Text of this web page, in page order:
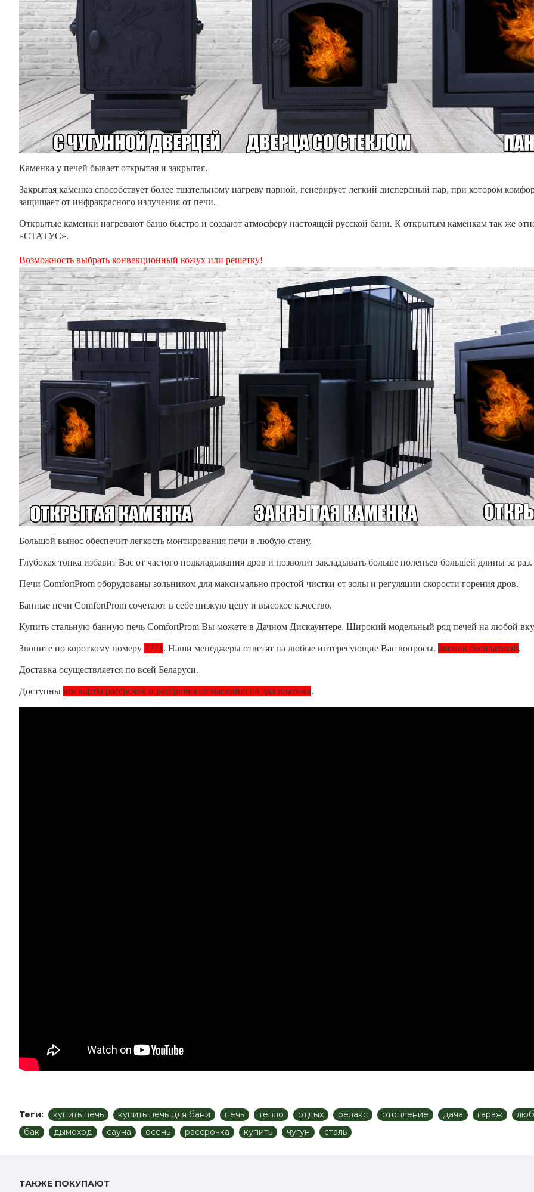
Каменка у печей бывает открытая и закрытая.
Закрытая каменка способствует более тщательному нагреву парной, генерирует легкий дисперсный пар, при котором
защищает от инфракрасного излучения от печи.
Открытые каменки нагревают баню быстро и создают атмосферу настоящей русской бани. К открытым каменкам так же
«СТАТУС».
Возможность выбрать конвекционный кожух или решетку!
Большой вынос обеспечит легкость монтирования печи в любую стену.
Глубокая топка избавит Вас от частого подкладывания дров и позволит закладывать больше поленьев большей длины за раз.
Печи ComfortProm оборудованы зольником для максимально простой чистки от золы и регуляции скорости горения дров.
Банные печи ComfortProm сочетают в себе низкую цену и высокое качество.
Купить стальную банную печь ComfortProm Вы можете в Дачном Дискаунтере. Широкий модельный ряд печей на любой
Звоните по короткому номеру 7771. Наши менеджеры ответят на любые интересующие Вас вопросы. Звонок бесплатный.
Доставка осуществляется по всей Беларуси.
Доступны все карты рассрочек и рассрочка от магазина на два платежа.
Теги: купить печь купить печь для бани печь тепло отдых релакс отопление дача гараж
бак
дымоход сауна осень рассрочка купить чугун сталь
ТАКЖЕ ПОКУПАЮТ